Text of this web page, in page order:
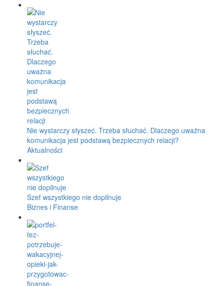
Nie wystarczy słyszeć. Trzeba słuchać. Dlaczego uważna
komunikacja jest podstawą bezpiecznych relacji?
Aktualności
Szef wszystkiego nie dopilnuje
Biznes i Finanse